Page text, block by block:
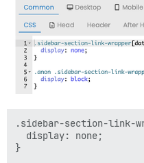
.sidebar-section-link-
  display: none;
}